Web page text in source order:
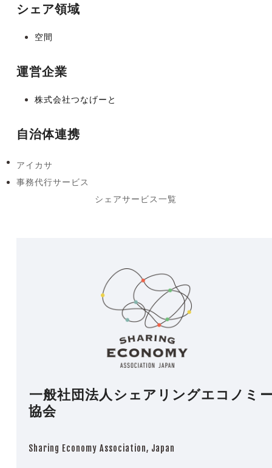
シェア領域
空間
運営企業
株式会社つなげーと
自治体連携
previous
post:
アイカサ
next
事務代行サービス
シェアサービス一覧
一般社団法人シェアリングエコノミ
協会
Sharing Economy Association, Japan